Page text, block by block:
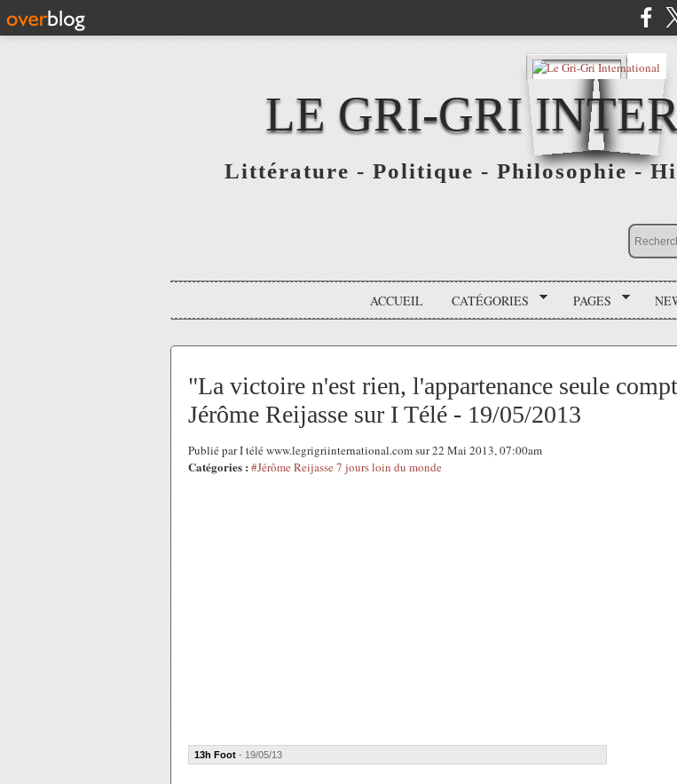
LE GRI-GRI
Littérature - Politique - Philosophie -
ACCUEIL CATÉGORIES PAGES
"La victoire n'est rien, l'appartenance seule
Jérôme Reijasse sur I Télé - 19/05/2013
Publié par I télé www.legrigriinternational.com sur 22 Mai 2013, 07:00am
Catégories : #Jérôme Reijasse 7 jours loin du monde
13h Foot - 19/05/13